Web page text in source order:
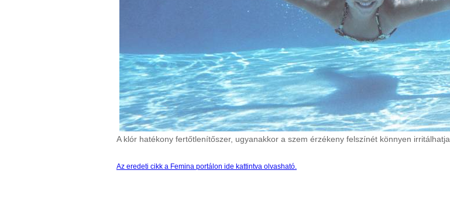
A klór hatékony fertőtlenítőszer, ugyanakkor a szem érzékeny felszínét könnyen irritálhatja.
Az eredeti cikk a Femina portálon ide kattintva olvasható.